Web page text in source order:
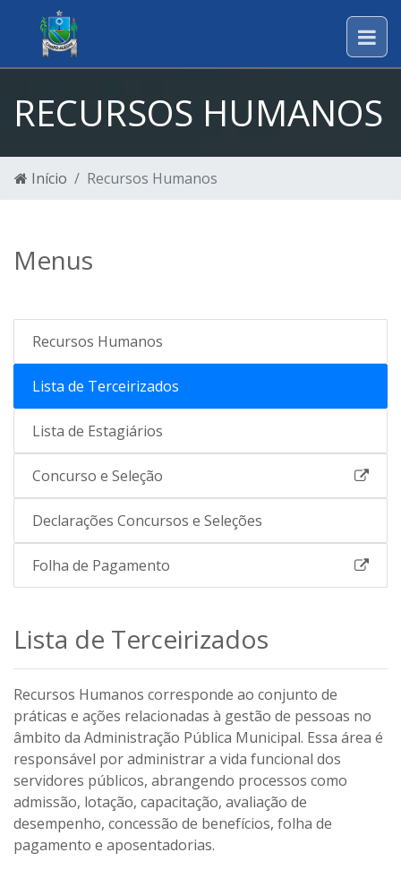
RECURSOS HUMANOS
Início Recursos Humanos
Menus
Recursos Humanos
Lista de Terceirizados
Lista de Estagiários
Concurso e Seleção
Declarações Concursos e Seleções
Folha de Pagamento
Lista de Terceirizados
Recursos Humanos corresponde ao conjunto de
práticas e ações relacionadas à gestão de pessoas no
âmbito da Administração Pública Municipal. Essa área é
responsável por administrar a vida funcional dos
servidores públicos, abrangendo processos como
admissão, lotação, capacitação, avaliação de
desempenho, concessão de benefícios, folha de
pagamento e aposentadorias.